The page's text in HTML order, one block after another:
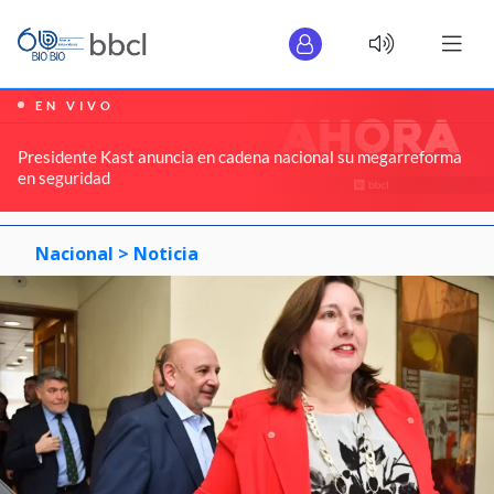
EN VIVO
Presidente Kast anuncia en cadena nacional su megarreforma
en seguridad
Nacional > Noticia